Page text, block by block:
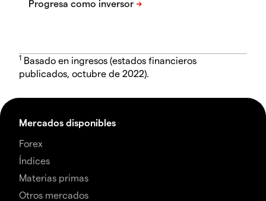
1 Basado en ingresos (estados financieros
publicados, octubre de 2022).
Mercados disponibles
Forex
Índices
Materias primas
Otros mercados